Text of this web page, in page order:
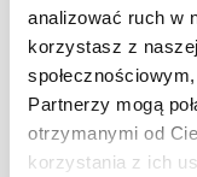
analizować ruch w
korzystasz z
Partnerzy mogą
otrzymanymi od
korzystania z ich